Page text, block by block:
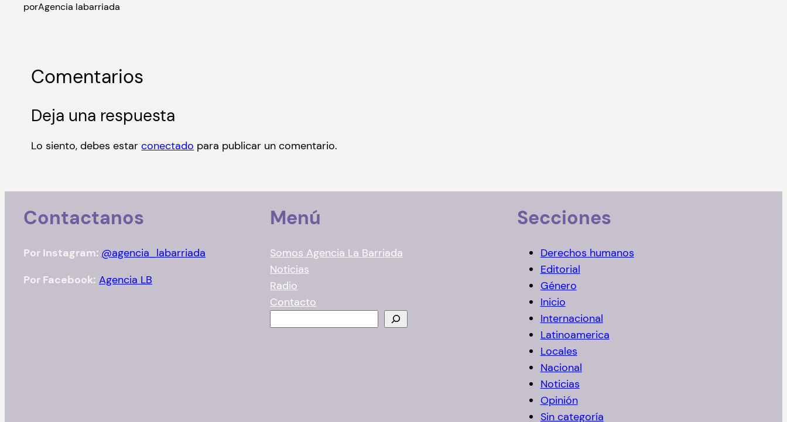
porAgencia labarriada
Comentarios
Deja una respuesta
Lo siento, debes estarconectado para publicar un comentario.
Contactanos
Por Instagram: @agencia_labarriada
Por Facebook: Agencia LB
Menú
Somos Agencia La Barriada
Noticias
Radio
Contacto
Secciones
Derechos humanos
Editorial
Género
Inicio
Internacional
Latinoamerica
Locales
Nacional
Noticias
Opinión
Sin categoría